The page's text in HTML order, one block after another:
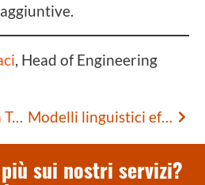
, Head of Engineering
Game Changers in Tech
Modelli linguistici efficienti con TinyBERT e Databricks
sui nostri servizi?